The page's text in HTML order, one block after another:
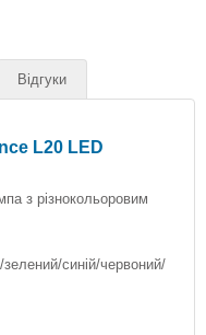
Відгуки
L20 LED
з різнокольоровим
синій/червоний/